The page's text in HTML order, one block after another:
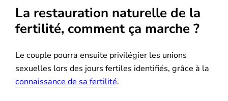
La restauration naturelle de la
fertilité, comment ça marche ?
Le couple pourra ensuite privilégier les unions
sexuelles lors des jours fertiles identifiés, grâce à la
connaissance de sa fertilité.